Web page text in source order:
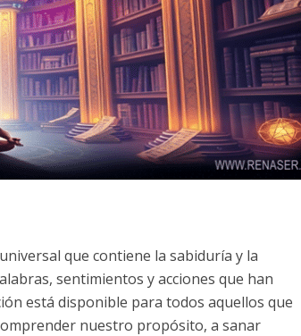
que contiene la sabiduría y la
sentimientos y acciones que han
está disponible para todos aquellos que
nuestro propósito, a sanar